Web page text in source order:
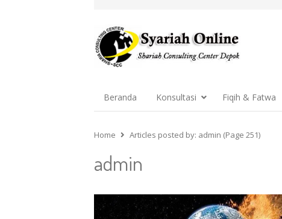
Beranda Konsultasi Fiqih & Fatwa
Home
Articles posted by: admin (Page 251)
admin